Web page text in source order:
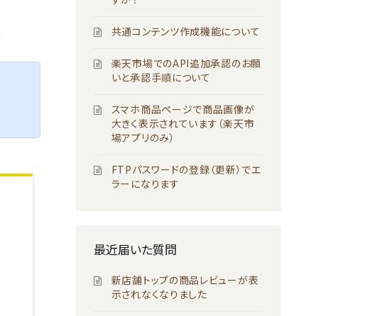
共通コンテンツ作成機能について
楽天市場でのAPI追加承認のお願
いと承認手順について
スマホ商品ページで商品画像が
大きく表示されています（楽天市
場アプリのみ）
FTPパスワードの登録（更新）でエ
ラーになります
最近届いた質問
新店舗トップの商品レビューが表
示されなくなりました